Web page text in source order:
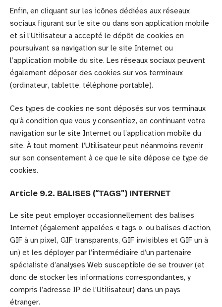
Enfin, en cliquant sur les icônes dédiées aux réseaux
sociaux figurant sur le site ou dans son application mobile
et si l’Utilisateur a accepté le dépôt de cookies en
poursuivant sa navigation sur le site Internet ou
l’application mobile du site. Les réseaux sociaux peuvent
également déposer des cookies sur vos terminaux
(ordinateur, tablette, téléphone portable).
Ces types de cookies ne sont déposés sur vos terminaux
qu’à condition que vous y consentiez, en continuant votre
navigation sur le site Internet ou l’application mobile du
site. À tout moment, l’Utilisateur peut néanmoins revenir
sur son consentement à ce que le site dépose ce type de
cookies.
Article 9.2. BALISES (“TAGS”) INTERNET
Le site peut employer occasionnellement des balises
Internet (également appelées « tags », ou balises d’action,
GIF à un pixel, GIF transparents, GIF invisibles et GIF un à
un) et les déployer par l’intermédiaire d’un partenaire
spécialiste d’analyses Web susceptible de se trouver (et
donc de stocker les informations correspondantes, y
compris l’adresse IP de l’Utilisateur) dans un pays
étranger.